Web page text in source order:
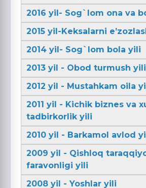
2016 yil- Sog`lom ona va
2015 yil-Keksalarni
2014 yil- Sog`lom bola yili
2013 yil - Obod turmush yili
2012 yil - Mustahkam oila
2011 yil - Kichik biznes va
tadbirkorlik yili
2010 yil - Barkamol avlod
2009 yil - Qishloq
faravonligi yili
2008 yil - Yoshlar yili